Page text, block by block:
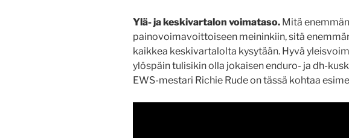
Ylä- ja keskivartalon voimataso. Mitä
painovoimavoittoiseen meininkiin, sitä
kaikkea keskivartalolta kysytään. Hyvä
ylöspäin tulisikin olla jokaisen enduro- ja dh-
EWS-mestari Richie Rude on tässä kohtaa